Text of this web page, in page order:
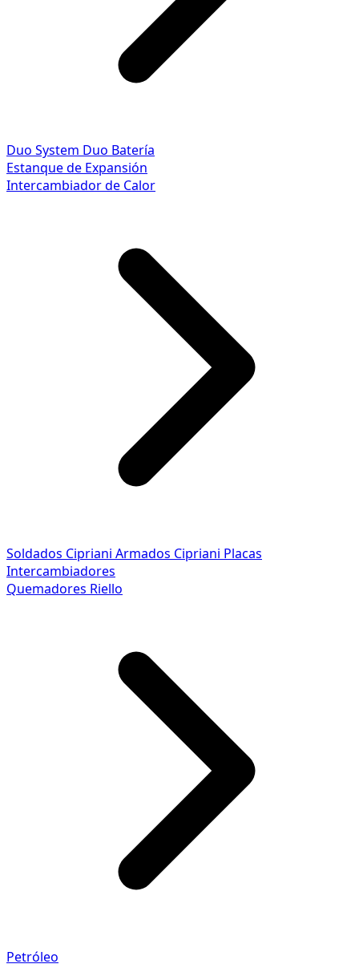
Duo System Duo Batería
Estanque de Expansión
Intercambiador de Calor
Soldados Cipriani Armados Cipriani Placas
Intercambiadores
Quemadores Riello
Petróleo